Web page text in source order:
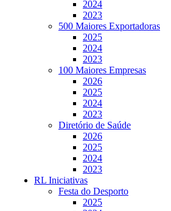
2024
2023
500 Maiores Exportadoras
2025
2024
2023
100 Maiores Empresas
2026
2025
2024
2023
Diretório de Saúde
2026
2025
2024
2023
RL Iniciativas
Festa do Desporto
2025